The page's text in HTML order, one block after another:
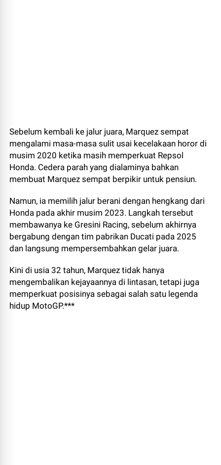
Sebelum kembali ke jalur juara, Marquez sempat
mengalami masa-masa sulit usai kecelakaan horor di
musim 2020 ketika masih memperkuat Repsol
Honda. Cedera parah yang dialaminya bahkan
membuat Marquez sempat berpikir untuk pensiun.
Namun, ia memilih jalur berani dengan hengkang dari
Honda pada akhir musim 2023. Langkah tersebut
membawanya ke Gresini Racing, sebelum akhirnya
bergabung dengan tim pabrikan Ducati pada 2025
dan langsung mempersembahkan gelar juara.
Kini di usia 32 tahun, Marquez tidak hanya
mengembalikan kejayaannya di lintasan, tetapi juga
memperkuat posisinya sebagai salah satu legenda
hidup MotoGP.***